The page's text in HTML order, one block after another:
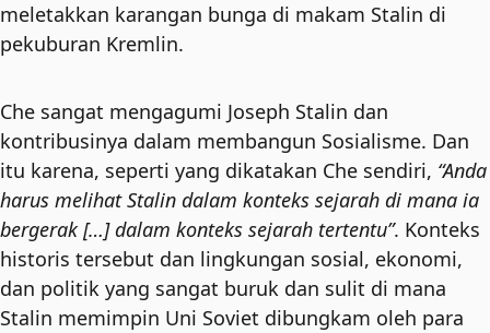
meletakkan karangan bunga di makam Stalin di
pekuburan Kremlin.
Che sangat mengagumi Joseph Stalin dan
kontribusinya dalam membangun Sosialisme. Dan
itu karena, seperti yang dikatakan Che sendiri, “Anda
harus melihat Stalin dalam konteks sejarah di mana ia
bergerak […] dalam konteks sejarah tertentu”. Konteks
historis tersebut dan lingkungan sosial, ekonomi,
dan politik yang sangat buruk dan sulit di mana
Stalin memimpin Uni Soviet dibungkam oleh para